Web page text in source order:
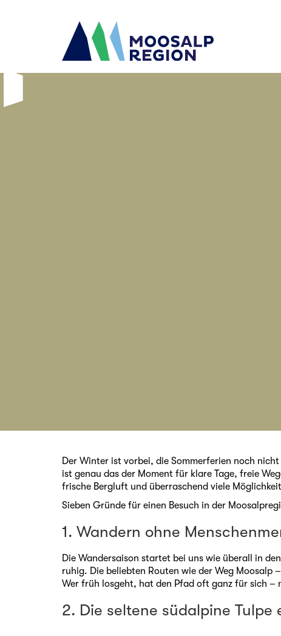
Der Winter ist vorbei, die Sommerferien noch
ist genau das der Moment für klare Tage, freie
frische Bergluft und überraschend viele
Sieben Gründe für einen Besuch in der
1. Wandern ohne
Die Wandersaison startet bei uns wie überall in
ruhig. Die beliebten Routen wie der Weg
Wer früh losgeht, hat den Pfad oft ganz für sich –
2. Die seltene südalpine Tulpe